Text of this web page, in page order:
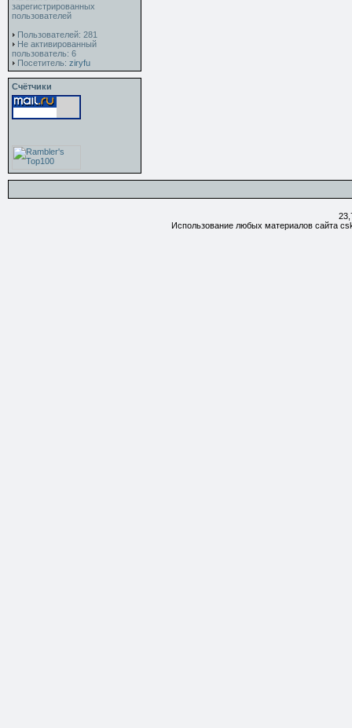
зарегистрированных
пользователей
Пользователей: 281
Не активированный
пользователь: 6
Посетитель: ziryfu
Счётчики
Использование любых материалов сайта